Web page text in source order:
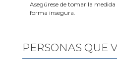
Asegúrese de tomar la
forma insegura.
PERSONAS QUE